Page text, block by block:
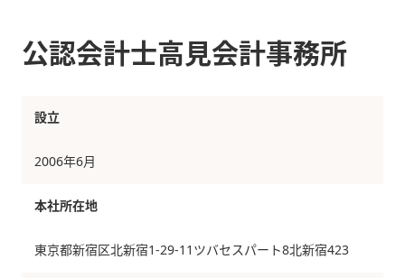
公認会計士高見会計事務所
設立
2006年6月
本社所在地
東京都新宿区北新宿1-29-11ツバセスパート8北新宿423